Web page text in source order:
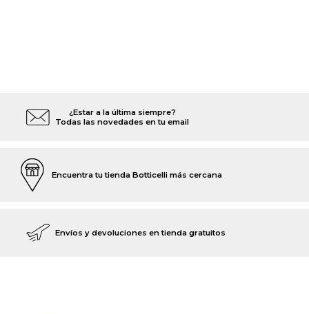
¿Estar a la última siempre?
Todas las novedades en tu email
Encuentra tu tienda Botticelli más cercana
Envíos y devoluciones en tienda gratuitos